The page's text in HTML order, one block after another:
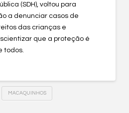
(SDH), voltou para
a denunciar casos de
das crianças e
que a proteção é
todos.
MACAQUINHOS